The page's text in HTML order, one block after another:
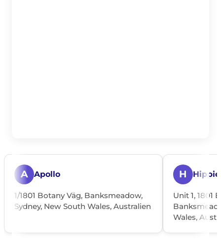
A Apollo
1/1801 Botany Väg, Banksmeadow,
Sydney, New South Wales, Australien
H Hippie
Unit 1, 1801
Wales,